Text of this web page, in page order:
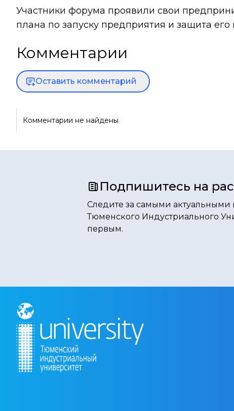
Участники форума проявили свои
плана по запуску предприятия и защита
Комментарии
Оставить комментарий
Комментарии не найдены
Подпишитесь на
Следите за самыми актуальными
Тюменского Индустриального
первым.